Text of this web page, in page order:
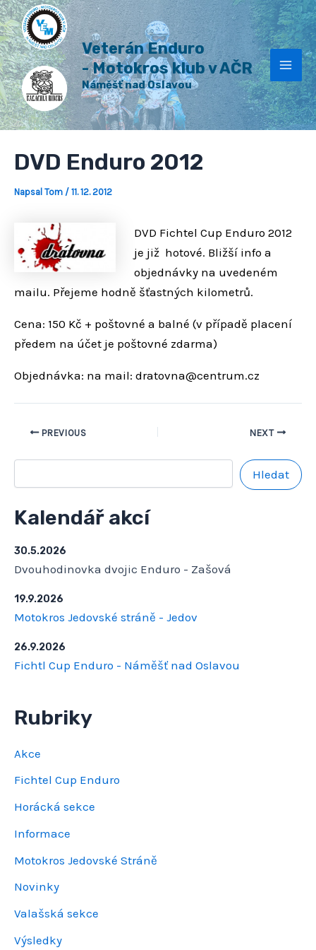
Přeskočit
na
obsah
Veterán Enduro
- Motokros klub v AČR
Náměšť nad Oslavou
DVD Enduro 2012
Napsal Tom / 11. 12. 2012
DVD Fichtel Cup Enduro 2012
je již hotové. Bližší info a
objednávky na uvedeném
mailu. Přejeme hodně šťastných kilometrů.
Cena: 150 Kč + poštovné a balné (v případě placení
předem na účet je poštovné zdarma)
Objednávka: na mail: dratovna@centrum.cz
Post
navigation
PREVIOUS NEXT
H
l
e
d
a
t
Hledat
Kalendář akcí
30.5.2026
Dvouhodinovka dvojic Enduro - Zašová
19.9.2026
Motokros Jedovské stráně - Jedov
26.9.2026
Fichtl Cup Enduro - Náměšť nad Oslavou
Rubriky
Akce
Fichtel Cup Enduro
Horácká sekce
Informace
Motokros Jedovské Stráně
Novinky
Valašská sekce
Výsledky